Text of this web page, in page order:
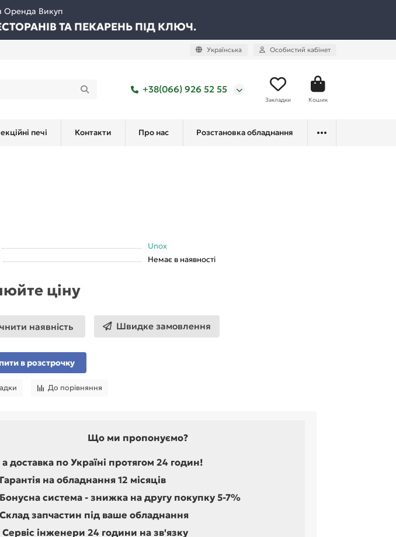
Оренда Викуп
ТА ПЕКАРЕНЬ ПІД КЛЮЧ.
Українська Особистий кабінет
+38(066) 926 52 55
Закладки Кошик
печі Контакти Про нас Розстановка обладнання
Unox
Немає в наявності
ціну
наявність Швидке замовлення
в розстрочку
До порівняння
Що ми пропонуємо?
а доставка по Україні протягом 24 годин!
Гарантія на обладнання 12 місяців
Бонусна система - знижка на другу покупку 5-7%
Склад запчастин під ваше обладнання
Сервіс інженери 24 години на зв'язку